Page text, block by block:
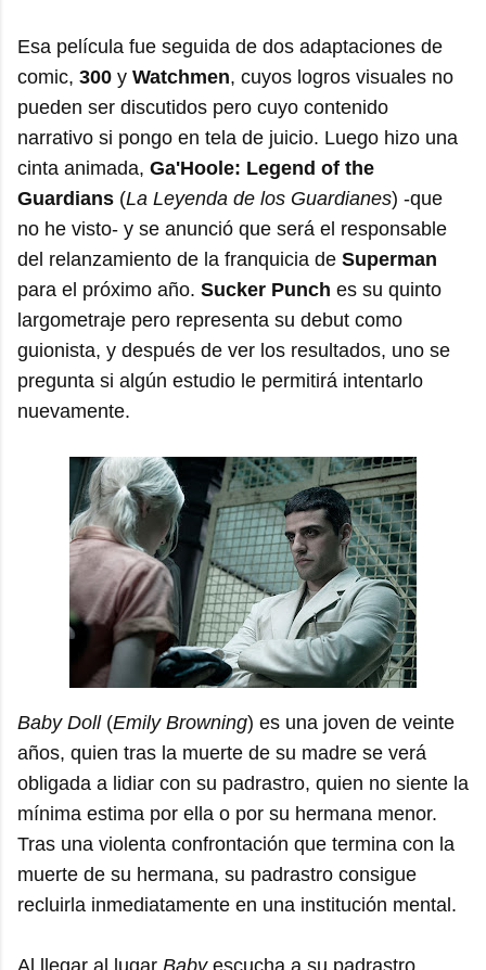
Esa película fue seguida de dos adaptaciones de
comic, 300 y Watchmen, cuyos logros visuales no
pueden ser discutidos pero cuyo contenido
narrativo si pongo en tela de juicio. Luego hizo una
cinta animada, Ga'Hoole: Legend of the
Guardians (La Leyenda de los Guardianes) -que
no he visto- y se anunció que será el responsable
del relanzamiento de la franquicia de Superman
para el próximo año. Sucker Punch es su quinto
largometraje pero representa su debut como
guionista, y después de ver los resultados, uno se
pregunta si algún estudio le permitirá intentarlo
nuevamente.
Baby Doll(Emily Browning) es una joven de veinte
años, quien tras la muerte de su madre se verá
obligada a lidiar con su padrastro, quien no siente la
mínima estima por ella o por su hermana menor.
Tras una violenta confrontación que termina con la
muerte de su hermana, su padrastro consigue
recluirla inmediatamente en una institución mental.
Al llegar al lugar Babyescucha a su padrastro